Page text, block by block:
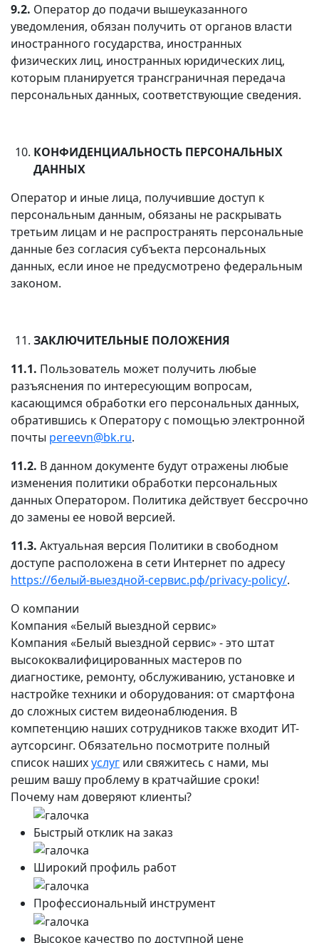
9.2. Оператор до подачи вышеуказанного
уведомления, обязан получить от органов власти
иностранного государства, иностранных
физических лиц, иностранных юридических лиц,
которым планируется трансграничная передача
персональных данных, соответствующие сведения.
КОНФИДЕНЦИАЛЬНОСТЬ ПЕРСОНАЛЬНЫХ
ДАННЫХ
Оператор и иные лица, получившие доступ к
персональным данным, обязаны не раскрывать
третьим лицам и не распространять персональные
данные без согласия субъекта персональных
данных, если иное не предусмотрено федеральным
законом.
ЗАКЛЮЧИТЕЛЬНЫЕ ПОЛОЖЕНИЯ
11.1. Пользователь может получить любые
разъяснения по интересующим вопросам,
касающимся обработки его персональных данных,
обратившись к Оператору с помощью электронной
почты pereevn@bk.ru.
11.2. В данном документе будут отражены любые
изменения политики обработки персональных
данных Оператором. Политика действует бессрочно
до замены ее новой версией.
11.3. Актуальная версия Политики в свободном
доступе расположена в сети Интернет по адресу
https://белый-выездной-сервис.рф/privacy-policy/.
О компании
Компания «Белый выездной сервис»
Компания «Белый выездной сервис» - это штат
высококвалифицированных мастеров по
диагностике, ремонту, обслуживанию, установке и
настройке техники и оборудования: от смартфона
до сложных систем видеонаблюдения. В
компетенцию наших сотрудников также входит ИТ-
аутсорсинг. Обязательно посмотрите полный
список нашихуслуг или свяжитесь с нами, мы
решим вашу проблему в кратчайшие сроки!
Почему нам доверяют клиенты?
Быстрый отклик на заказ
Широкий профиль работ
Профессиональный инструмент
Высокое качество по доступной цене